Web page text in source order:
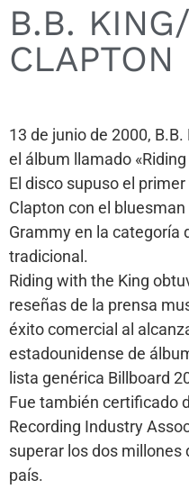
B.B.
CLAPTON
13 de junio de 2000,
el álbum llamado
El disco supuso el
Clapton con el
Grammy en la categoría
tradicional.
Riding with the King
reseñas de la prensa
éxito comercial al
estadounidense de
lista genérica Billboard
Fue también certificado
Recording Industry
superar los dos millones
país.